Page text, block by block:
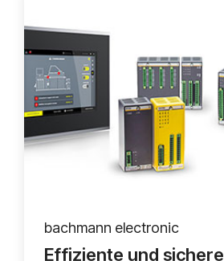
bachmann electronic
Effiziente und sichere